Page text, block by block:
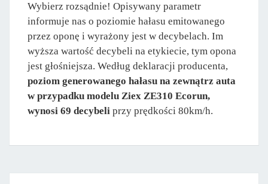
Wybierz rozsądnie! Opisywany parametr
informuje nas o poziomie hałasu emitowanego
przez oponę i wyrażony jest w decybelach. Im
wyższa wartość decybeli na etykiecie, tym opona
jest głośniejsza. Według deklaracji producenta,
poziom generowanego hałasu na zewnątrz auta
w przypadku modelu Ziex ZE310 Ecorun,
wynosi 69 decybeli przy prędkości 80km/h.